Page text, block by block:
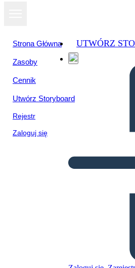
Strona Główna
Zasoby
Cennik
Utwórz Storyboard
Rejestr
Zaloguj się
UTWÓRZ
Wyświetl jako
pokaz slajdów